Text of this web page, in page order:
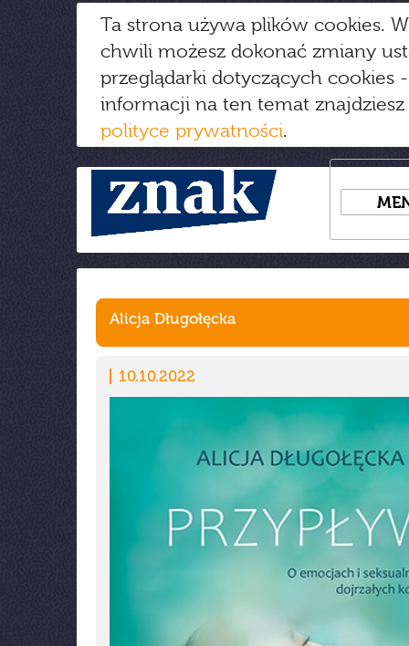
Ta strona używa plików cookies.
chwili możesz dokonać zmiany
przeglądarki dotyczących cookies
informacji na ten temat
polityce prywatności.
Alicja Długołęcka
10.10.2022